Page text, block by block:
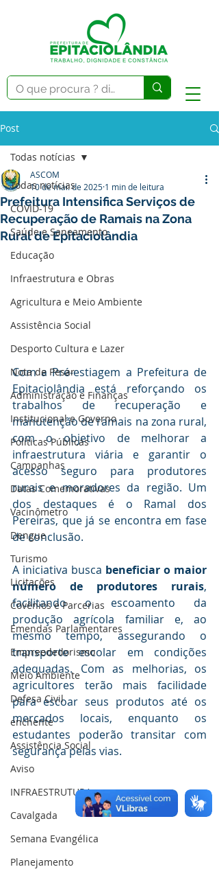
Post
Todas notícias
COVID-19
Saúde e Saneamento
Educação
Infraestrutura e Obras
Agricultura e Meio Ambiente
Assistência Social
Desporto Cultura e Lazer
Nota de Pesar
Administração e Finanças
Institucional e Governo
Políticas Públicas
Campanhas
Datas Comemorativas
Vacinômetro
Dengue
Turismo
Licitações
Covênios e Parcerias
Emendas Parlamentares
Empreededorismo
Meio Ambiente
Defesa Civil
enchente
Assistência Social
Aviso
INFRAESTRUTURA
Cavalgada
Semana Evangélica
Planejamento
Todas notícias
Prefeitura Intensifica Serviços de
Recuperação de Ramais na Zona
Rural de Epitaciolândia
ASCOM
10 de mai. de 2025 1 min de leitura
Com a Pré-estiagem a Prefeitura de
Epitaciolândia está reforçando os
trabalhos de recuperação e
manutenção de ramais na zona rural,
com o objetivo de melhorar a
infraestrutura viária e garantir o
acesso seguro para produtores
rurais e moradores da região. Um
dos destaques é o Ramal dos
Pereiras, que já se encontra em fase
de conclusão.
A iniciativa busca beneficiar o maior
número de produtores rurais,
facilitando o escoamento da
produção agrícola familiar e, ao
mesmo tempo, assegurando o
transporte escolar em condições
adequadas. Com as melhorias, os
agricultores terão mais facilidade
para escoar seus produtos até os
mercados locais, enquanto os
estudantes poderão transitar com
segurança pelas vias.